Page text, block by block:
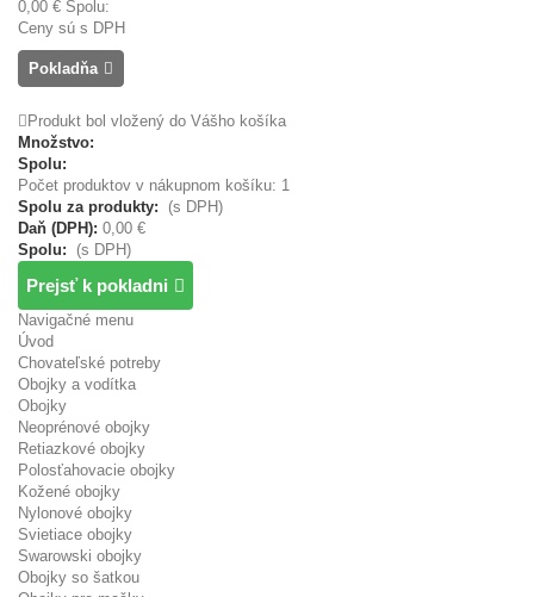
0,00 € Spolu:
Ceny sú s DPH
Pokladňa
Produkt bol vložený do Vášho košíka
Množstvo:
Spolu:
Počet produktov v nákupnom košíku: 1
Spolu za produkty:
(s DPH)
Daň (DPH): 0,00 €
Spolu:
(s DPH)
Prejsť k pokladni
Navigačné menu
Úvod
Chovateľské potreby
Obojky a vodítka
Obojky
Neoprénové obojky
Retiazkové obojky
Polosťahovacie obojky
Kožené obojky
Nylonové obojky
Svietiace obojky
Swarowski obojky
Obojky so šatkou